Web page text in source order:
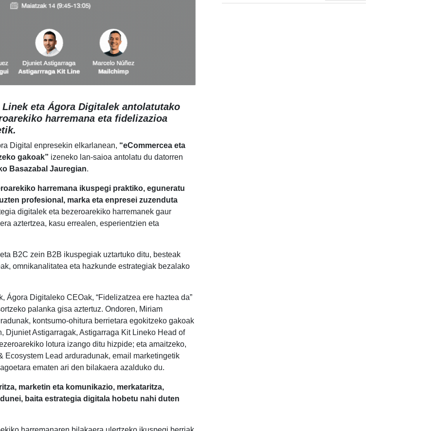
eta Ágora Digitalek antolatutako
harremana eta fidelizazioa
Digital enpresekin elkarlanean, “eCommercea eta
gakoak” izeneko lan-saioa antolatu du datorren
Basazabal Jauregian.
harremana ikuspegi praktiko, eguneratu
profesional, marka eta enpresei zuzenduta
digitalek eta bezeroarekiko harremanek gaur
aztertzea, kasu errealen, esperientzien eta
B2C zein B2B ikuspegiak uztartuko ditu, besteak
omnikanalitatea eta hazkunde estrategiak bezalako
Ágora Digitaleko CEOak, “Fidelizatzea ere haztea da”
palanka gisa aztertuz. Ondoren, Miriam
kontsumo-ohitura berrietara egokitzeko gakoak
Djuniet Astigarragak, Astigarraga Kit Lineko Head of
lotura izango ditu hizpide; eta amaitzeko,
Ecosystem Lead arduradunak, email marketingetik
ematen ari den bilakaera azalduko du.
marketin eta komunikazio, merkataritza,
baita estrategia digitala hobetu nahi duten